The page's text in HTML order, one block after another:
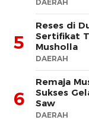
DAERAH
5
Reses di
Sertifikat
Musholla
DAERAH
6
Remaja
Sukses
Saw
DAERAH